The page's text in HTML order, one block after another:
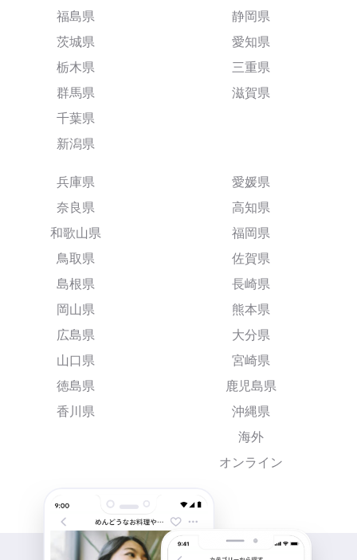
福島県
茨城県
栃木県
群馬県
千葉県
新潟県
静岡県
愛知県
三重県
滋賀県
兵庫県
奈良県
和歌山県
鳥取県
島根県
岡山県
広島県
山口県
徳島県
香川県
愛媛県
高知県
福岡県
佐賀県
長崎県
熊本県
大分県
宮崎県
鹿児島県
沖縄県
海外
オンライン